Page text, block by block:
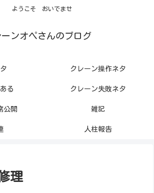
ようこそ おいでませ
ーンオペさんのブログ
クレーン操作ネタ
る クレーン失敗ネタ
公開 雑記
人柱報告
理